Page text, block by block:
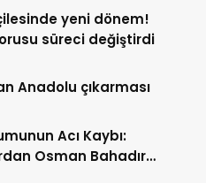
yeni dönem!
süreci değiştirdi
Anadolu çıkarması
Acı Kaybı:
Osman Bahadır